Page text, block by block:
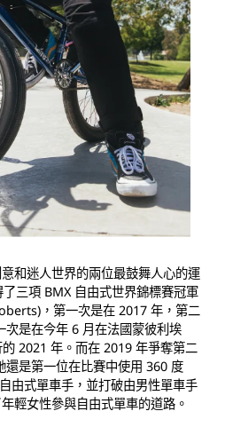
和迷人世界的兩位最鼓舞人心的運
三項 BMX 自由式世界錦標賽冠軍
，第一次是在 2017 年，第二
是在今年 6 月在法國蒙彼利埃
2021 年。而在 2019 年爭奪第二
還是第一位在比賽中使用 360 度
由式單車手，並打破由男性單車手
輕女性參與自由式單車的道路。